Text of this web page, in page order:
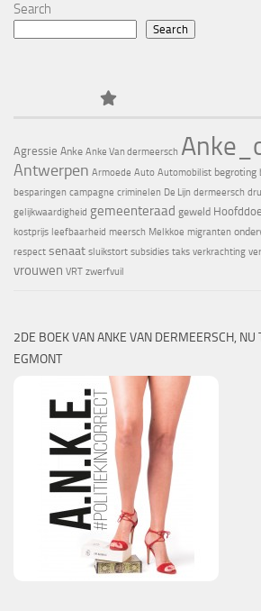
Search
Search
Agressie Anke Anke Van dermeersch
Antwerpen Armoede Auto Automobilist begroting
besparingen campagne criminelen De Lijn dermeersch
gelijkwaardigheid gemeenteraad geweld
kostprijs leefbaarheid meersch Melkkoe migranten
respect senaat sluikstort subsidies taks verkrachting
vrouwen VRT zwerfvuil
2DE BOEK VAN ANKE VAN DERMEERSCH, NU
EGMONT